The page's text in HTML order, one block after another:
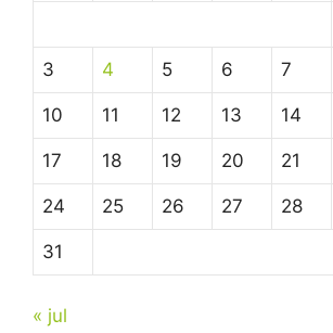
3 4 5 6 7
10 11 12 13 14
17 18 19 20 21
24 25 26 27 28
31
« jul